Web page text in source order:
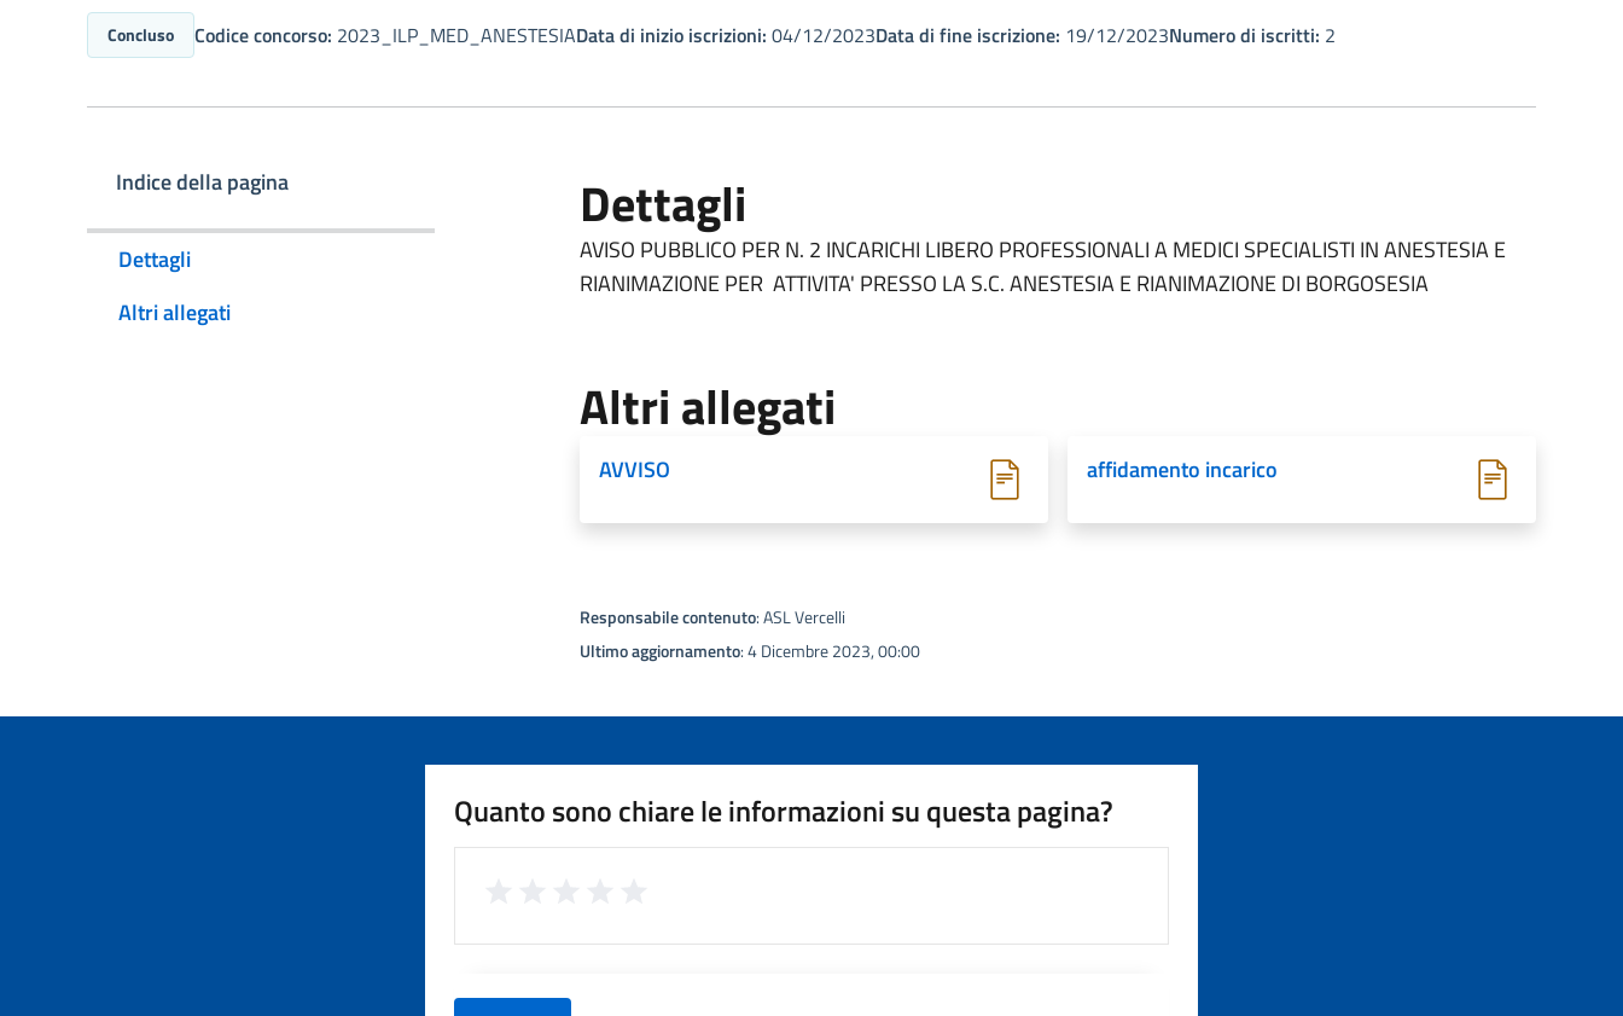
Concluso Codice concorso: 2023_ILP_MED_ANESTESIAData di inizio iscrizioni: 04/12/2023Data di fine iscrizione: 19/12/2023Numero di iscritti: 2
Indice della pagina
Dettagli
Altri allegati
Dettagli
AVISO PUBBLICO PER N. 2 INCARICHI LIBERO PROFESSIONALI A MEDICI SPECIALISTI IN ANESTESIA E
RIANIMAZIONE PER ATTIVITA' PRESSO LA S.C. ANESTESIA E RIANIMAZIONE DI BORGOSESIA
Altri allegati
AVVISO affidamento incarico
Responsabile contenuto: ASL Vercelli
Ultimo aggiornamento: 4 Dicembre 2023, 00:00
Quanto sono chiare le informazioni su questa pagina?